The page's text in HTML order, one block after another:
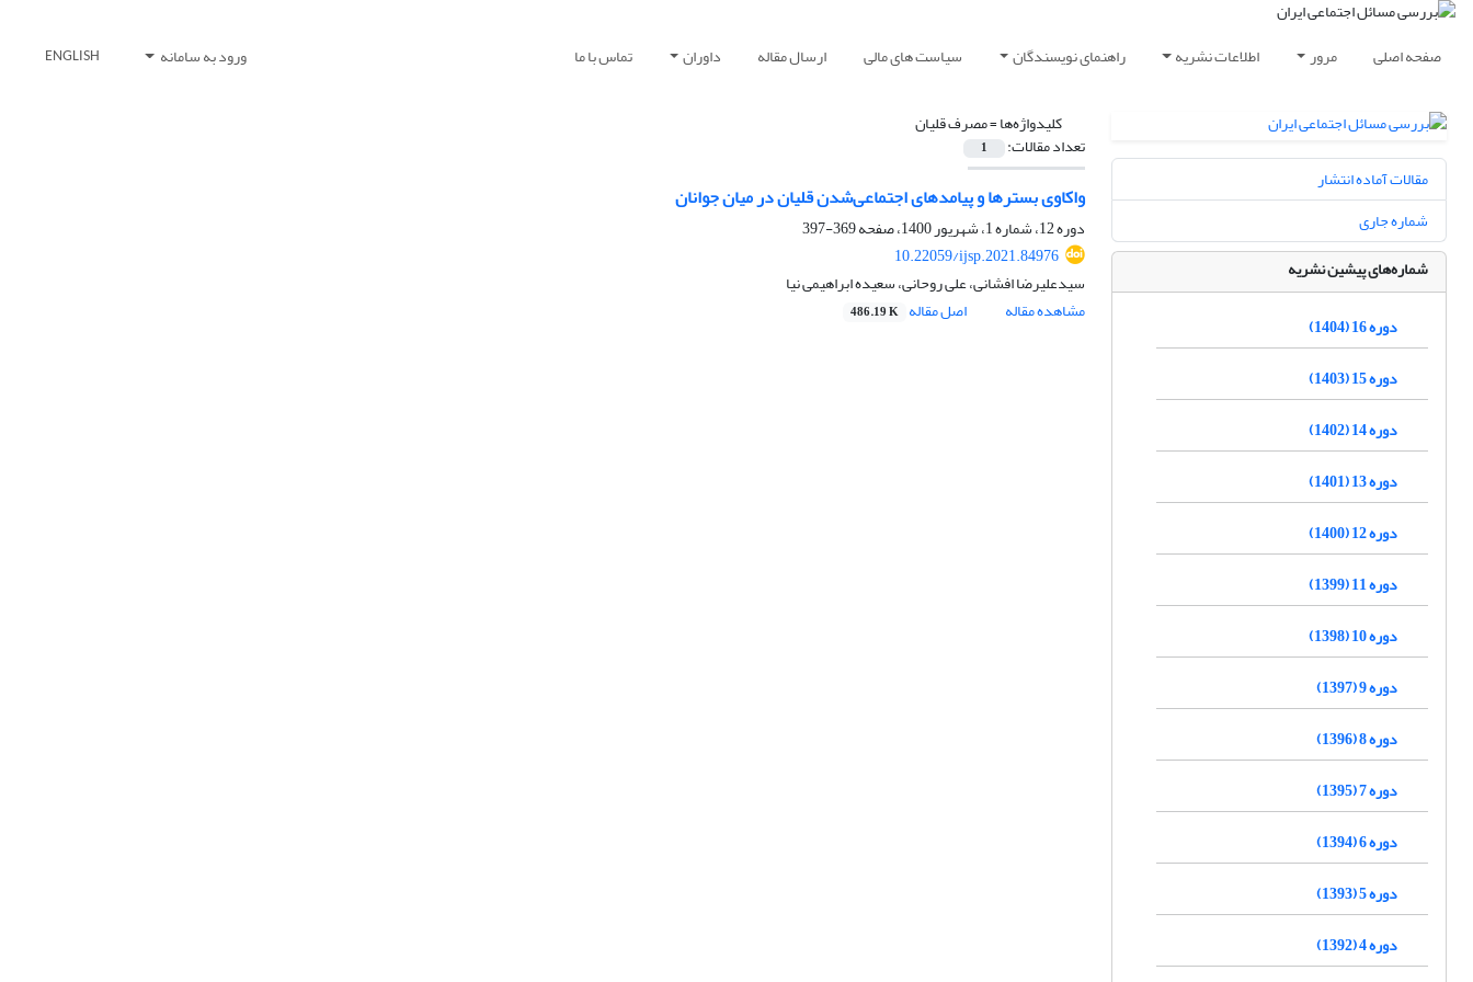
صفحه اصلی مرور اطلاعات نشریه راهنمای نویسندگان سیاست های مالی ارسال مقاله داوران تماس با ما ورود به سامانه ENGLISH
کلیدواژه‌ها =مصرف قلیان
تعداد مقالات: 1
واکاوی بسترها و پیامدهای اجتماعی‌شدن قلیان در میان جوانان
دوره 12، شماره 1، شهریور 1400، صفحه
369-397
10.22059/ijsp.2021.84976
سیدعلیرضا افشانی، علی روحانی، سعیده ابراهیمی نیا
مشاهده مقاله
اصل مقاله 486.19 K
مقالات آماده انتشار
شماره جاری
شماره‌های پیشین نشریه
دوره 16 (1404)
دوره 15 (1403)
دوره 14 (1402)
دوره 13 (1401)
دوره 12 (1400)
دوره 11 (1399)
دوره 10 (1398)
دوره 9 (1397)
دوره 8 (1396)
دوره 7 (1395)
دوره 6 (1394)
دوره 5 (1393)
دوره 4 (1392)